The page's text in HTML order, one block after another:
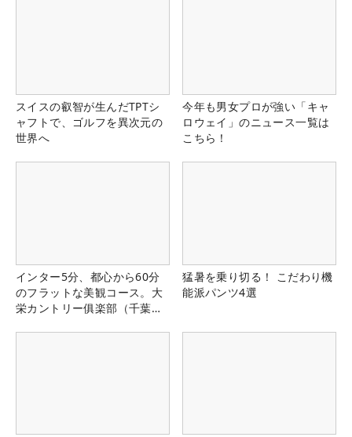
スイスの叡智が生んだTPTシ
ャフトで、ゴルフを異次元の
世界へ
今年も男女プロが強い「キャ
ロウェイ」のニュース一覧は
こちら！
インター5分、都心から60分
のフラットな美観コース。大
栄カントリー俱楽部（千葉
猛暑を乗り切る！ こだわり機
能派パンツ4選